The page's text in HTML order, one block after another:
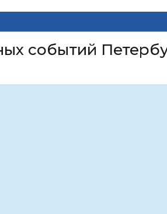
событий